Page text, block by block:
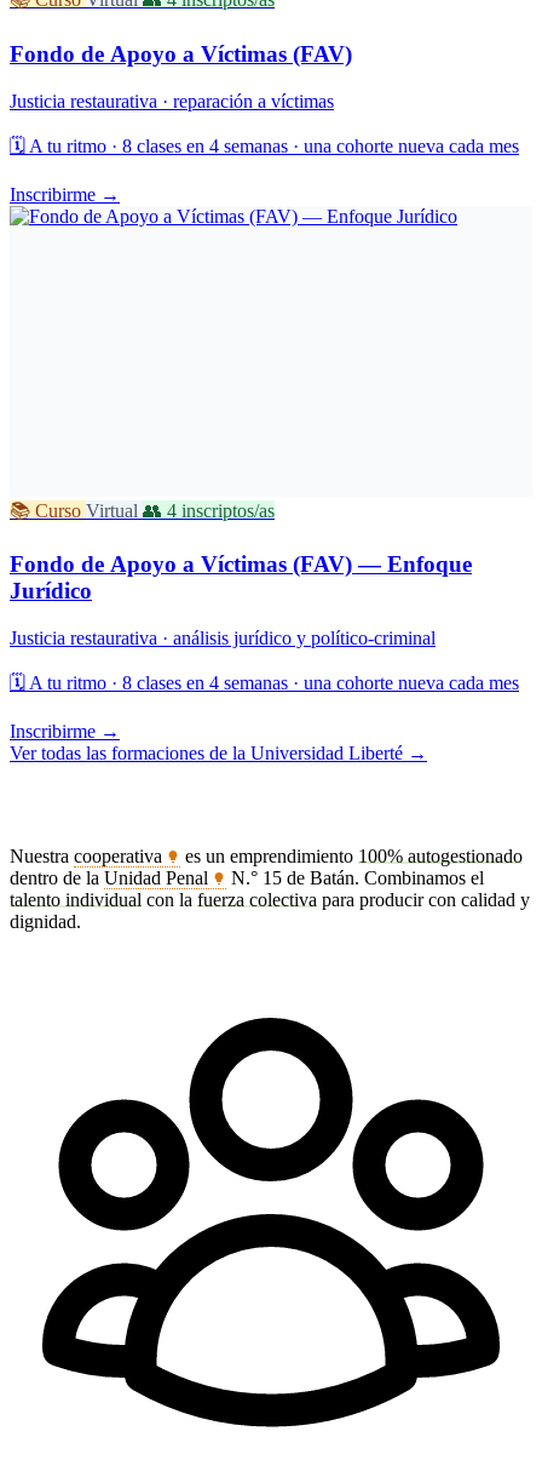
Fondo de Apoyo a Víctimas (FAV)
Justicia restaurativa · reparación a víctimas
🗓️ A tu ritmo · 8 clases en 4 semanas · una cohorte nueva cada mes
Inscribirme →
📚 Curso Virtual 👥 4 inscriptos/as
Fondo de Apoyo a Víctimas (FAV) — Enfoque
Jurídico
Justicia restaurativa · análisis jurídico y político-criminal
🗓️ A tu ritmo · 8 clases en 4 semanas · una cohorte nueva cada mes
Inscribirme →
Ver todas las formaciones de la Universidad Liberté →
Nuestra cooperativa es un emprendimiento 100% autogestionado
dentro de la Unidad Penal
N.° 15 de Batán. Combinamos el
talento individual con la fuerza colectiva para producir con calidad y
dignidad.